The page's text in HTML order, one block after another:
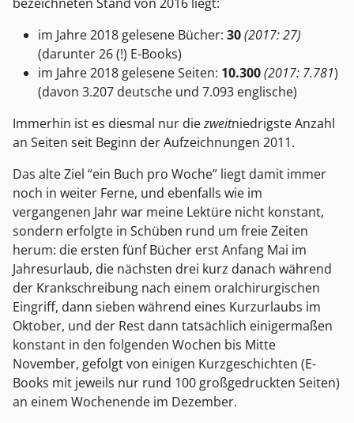
im Jahre 2018 gelesene Bücher: 30(2017: 27)
(darunter 26 (!) E-Books)
im Jahre 2018 gelesene Seiten: 10.300(2017: 7.781)
(davon 3.207 deutsche und 7.093 englische)
Immerhin ist es diesmal nur diezweitniedrigste Anzahl
an Seiten seit Beginn der Aufzeichnungen 2011.
Das alte Ziel “ein Buch pro Woche” liegt damit immer
noch in weiter Ferne, und ebenfalls wie im
vergangenen Jahr war meine Lektüre nicht konstant,
sondern erfolgte in Schüben rund um freie Zeiten
herum: die ersten fünf Bücher erst Anfang Mai im
Jahresurlaub, die nächsten drei kurz danach während
der Krankschreibung nach einem oralchirurgischen
Eingriff, dann sieben während eines Kurzurlaubs im
Oktober, und der Rest dann tatsächlich einigermaßen
konstant in den folgenden Wochen bis Mitte
November, gefolgt von einigen Kurzgeschichten (E-
Books mit jeweils nur rund 100 großgedruckten Seiten)
an einem Wochenende im Dezember.